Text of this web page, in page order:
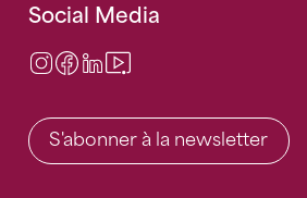
Social Media
Instagram
Facebook
LinkedIn
S'abonner à la newsletter